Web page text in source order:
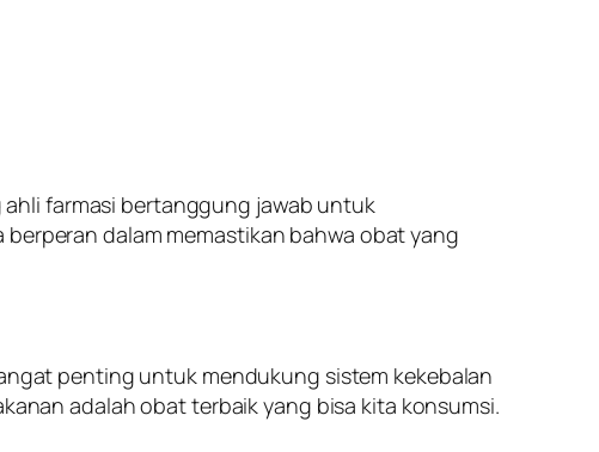
farmasi bertanggung jawab untuk
dalam memastikan bahwa obat yang
penting untuk mendukung sistem kekebalan
adalah obat terbaik yang bisa kita konsumsi.